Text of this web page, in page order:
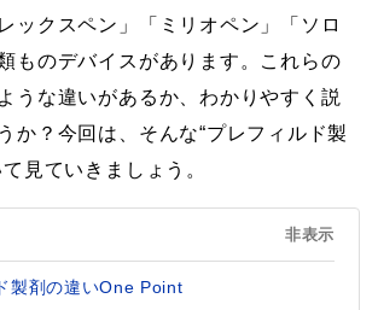
ックスペン」「ミリオペン」「ソロ
ものデバイスがあります。これらの
うな違いがあるか、わかりやすく説
か？今回は、そんな“プレフィルド製
見ていきましょう。
非表示
製剤の違いOne Point